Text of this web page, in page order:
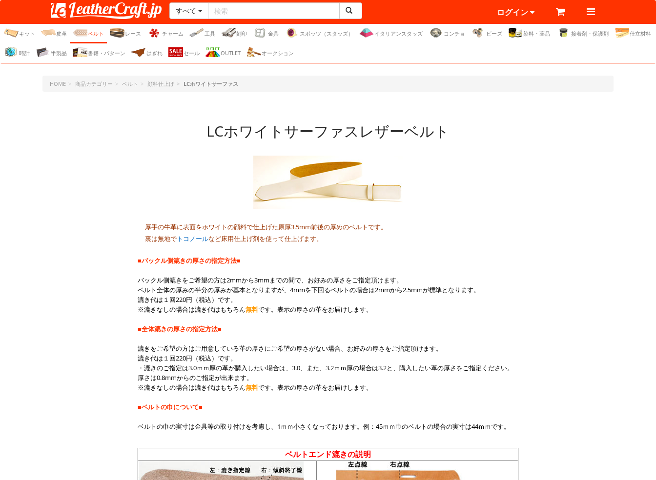
レザークラフト・ドット・
ジェーピー
すべて ログイン
キット 皮革 ベルト レース チャーム 工具 刻印 金具 スポッツ（スタッズ） イタリアンスタッズ コンチョ ビーズ 染料・薬品 接着剤・保護剤 仕立材料
時計 半製品 書籍・パターン はぎれ セール OUTLET オークション
HOME 商品カテゴリー ベルト 顔料仕上げ LCホワイトサーファス
LCホワイトサーファスレザーベルト
厚手の牛革に表面をホワイトの顔料で仕上げた原厚3.5mm前後の厚めのベルトです。
裏は無地で トコノールなど床用仕上げ剤を使って仕上げます。
■バックル側漉きの厚さの指定方法■
バックル側漉きをご希望の方は2mmから3mmまでの間で、お好みの厚さをご指定頂けます。
ベルト全体の厚みの半分の厚みが基本となりますが、4mmを下回るベルトの場合は2mmから2.5mmが標準となります。
漉き代は１回220円（税込）です。
※漉きなしの場合は漉き代はもちろん無料です。表示の厚さの革をお届けします。
■全体漉きの厚さの指定方法■
漉きをご希望の方はご用意している革の厚さにご希望の厚さがない場合、お好みの厚さをご指定頂けます。
漉き代は１回220円（税込）です。
・漉きのご指定は3.0ｍｍ厚の革が購入したい場合は、3.0、また、3.2ｍｍ厚の場合は3.2と、購入したい革の厚さをご指定ください。
厚さは0.8mmからのご指定が出来ます。
※漉きなしの場合は漉き代はもちろん無料です。表示の厚さの革をお届けします。
■ベルトの巾について■
ベルトの巾の実寸は金具等の取り付けを考慮し、1ｍｍ小さくなっております。例：45ｍｍ巾のベルトの場合の実寸は44ｍｍです。
ベルトエンド漉きの説明